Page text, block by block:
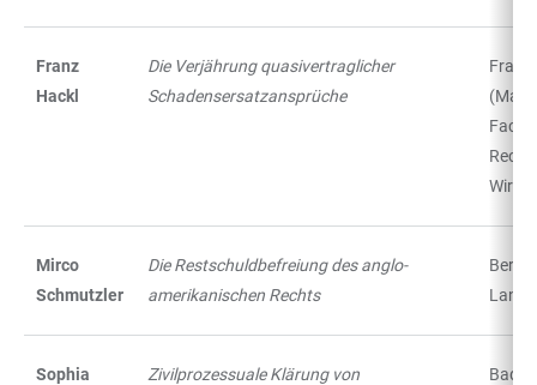
Franz
Hackl
Die Verjährung quasivertraglicher
Schadensersatzansprüche
Recht
Mirco
Schmutzler
Die Restschuldbefreiung des anglo-
amerikanischen Rechts
Lang
Sophia
Zivilprozessuale Klärung von